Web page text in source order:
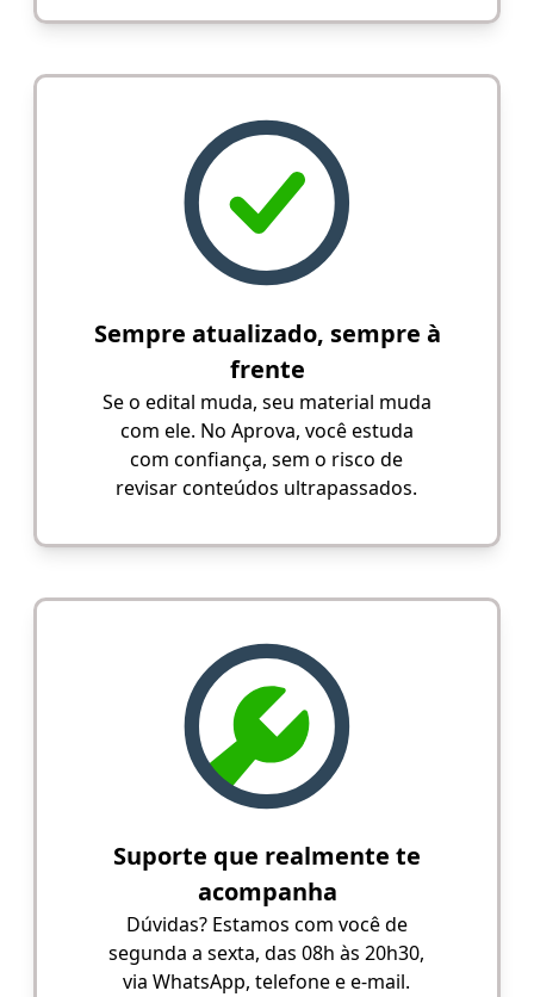
Sempre atualizado, sempre à
frente
Se o edital muda, seu material muda
com ele. No Aprova, você estuda
com confiança, sem o risco de
revisar conteúdos ultrapassados.
Suporte que realmente te
acompanha
Dúvidas? Estamos com você de
segunda a sexta, das 08h às 20h30,
via WhatsApp, telefone e e-mail.